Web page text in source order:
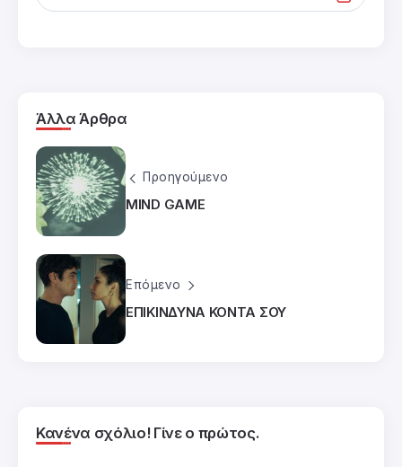
Άλλα Άρθρα
Προηγούμενο
MIND GAME
Επόμενο
ΕΠΙΚΙΝΔΥΝΑ ΚΟΝΤΑ ΣΟΥ
Κανένα σχόλιο! Γίνε ο πρώτος.